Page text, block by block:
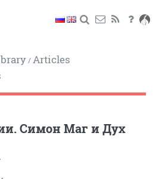
/Articles
Симон Маг и Дух